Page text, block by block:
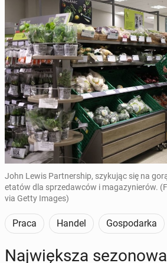
John Lewis Partnership, szykując się na
etatów dla sprzedawców i magazynierów.
via Getty Images)
Praca Handel Gospodarka
Naj­więk­sza